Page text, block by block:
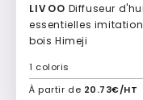
LIVOO
essentielles imitation
bois Himeji
À partir de 20.73€/HT
1 coloris